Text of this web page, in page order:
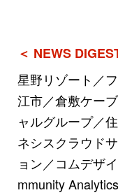
＜ NEWS
星野リゾート／
江市／倉敷ケー
ャルグループ／
ネシスクラウド
ョン／コムデザ
mmunity